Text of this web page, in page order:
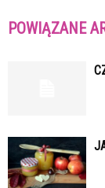
POWIĄZANE